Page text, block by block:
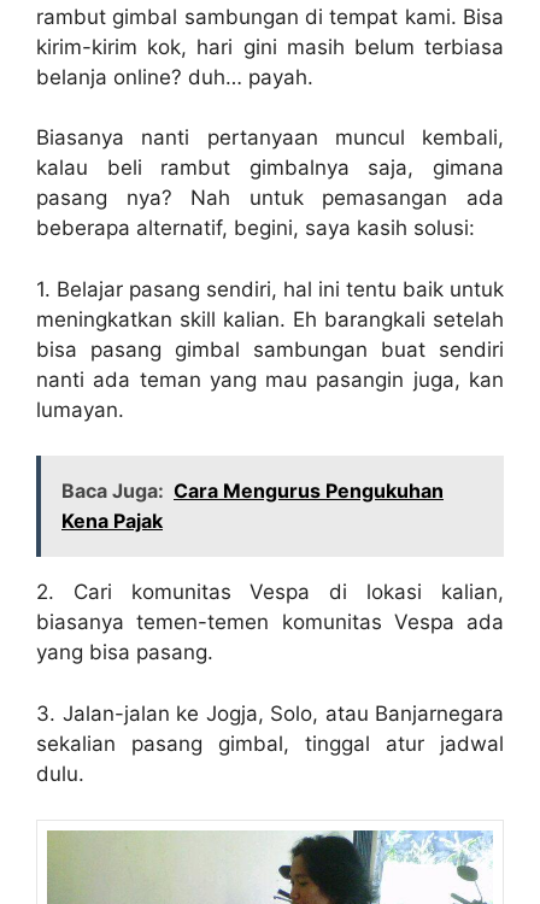
rambut gimbal sambungan di tempat kami. Bisa
kirim-kirim kok, hari gini masih belum terbiasa
belanja online? duh… payah.
Biasanya nanti pertanyaan muncul kembali,
kalau beli rambut gimbalnya saja, gimana
pasang nya? Nah untuk pemasangan ada
beberapa alternatif, begini, saya kasih solusi:
1. Belajar pasang sendiri, hal ini tentu baik untuk
meningkatkan skill kalian. Eh barangkali setelah
bisa pasang gimbal sambungan buat sendiri
nanti ada teman yang mau pasangin juga, kan
lumayan.
Baca Juga: Cara Mengurus Pengukuhan
Kena Pajak
2. Cari komunitas Vespa di lokasi kalian,
biasanya temen-temen komunitas Vespa ada
yang bisa pasang.
3. Jalan-jalan ke Jogja, Solo, atau Banjarnegara
sekalian pasang gimbal, tinggal atur jadwal
dulu.